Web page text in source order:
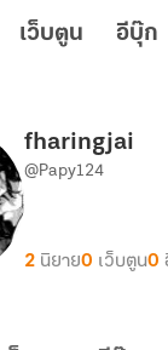
เว็บตูน อีบุ๊ก
fharingjai
@Papy124
2 นิยาย0 เว็บตูน0